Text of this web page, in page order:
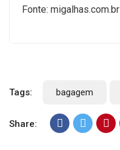
Fonte: migalhas.com.br
Tags: bagagem
Share: